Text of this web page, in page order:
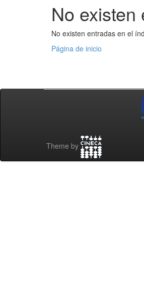
No
No existen entradas en el
Página de inicio
Theme by